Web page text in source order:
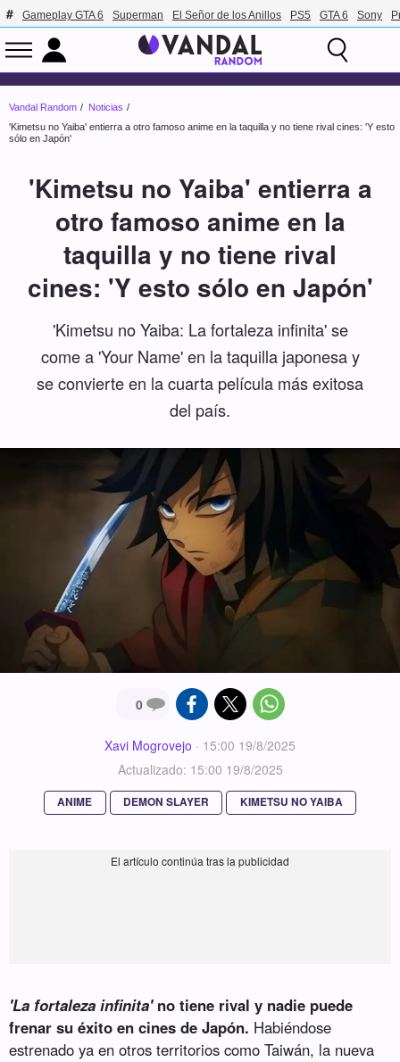
Gameplay GTA 6 Superman El Señor de los Anillos PS5 GTA 6 Sony
Vandal Random
Noticias
'Kimetsu no Yaiba' entierra a otro famoso anime en la taquilla y no tiene rival cines: 'Y esto
sólo en Japón'
'Kimetsu no Yaiba' entierra a
otro famoso anime en la
taquilla y no tiene rival
cines: 'Y esto sólo en Japón'
'Kimetsu no Yaiba: La fortaleza infinita' se
come a 'Your Name' en la taquilla japonesa y
se convierte en la cuarta película más exitosa
del país.
0
Xavi Mogrovejo · 15:00 19/8/2025
Actualizado: 15:00 19/8/2025
ANIME DEMON SLAYER KIMETSU NO YAIBA
'La fortaleza infinita'no tiene rival y nadie puede
frenar su éxito en cines de Japón. Habiéndose
estrenado ya en otros territorios como Taiwán, la nueva